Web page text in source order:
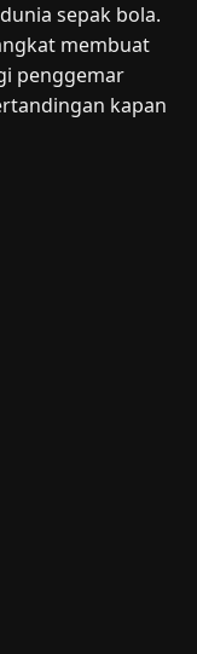
sepak bola.
membuat
penggemar
kapan